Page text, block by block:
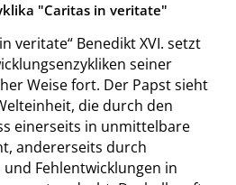
"Caritas in veritate"
veritate“ Benedikt XVI. setzt
seiner
Weise fort. Der Papst sieht
die durch den
einerseits in unmittelbare
andererseits durch
Fehlentwicklungen in